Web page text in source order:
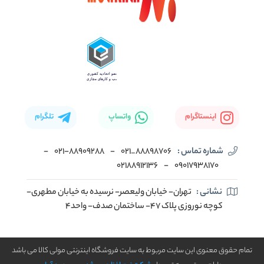
اینستاگرام واتساپ تلگرام
شماره تماس : 88898706_021
- ۰۲۱-۸۸۹۰۹۲۸۸ -
۰۹۰۱۷۹۳۸۱۷۰ -
02188912136
نشانی : تهران- خیابان ولیعصر- نرسیده به خیابان مطهری-
کوچه نوروزی پلاک ۴۷- ساختمان صدف- واحد۴
تمام حقوق معنوی این سایت مربوط به سایت فروشگاه اینترنتی مولی کالا می باشد